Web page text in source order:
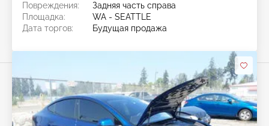
Повреждения:
Задняя часть справа
Площадка:
WA - SEATTLE
Дата торгов:
Будущая продажа